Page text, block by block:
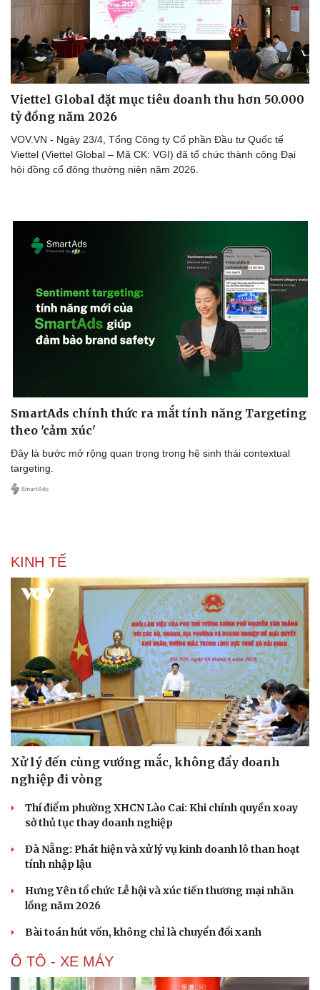
Sân khấu - Điện ảnh
Văn học
Âm nhạc
Nghệ sĩ
Viettel Global đặt mục tiêu doanh thu hơn 50.000
tỷ đồng năm 2026
VOV.VN - Ngày 23/4, Tổng Công ty Cổ phần Đầu tư Quốc tế
Viettel (Viettel Global – Mã CK: VGI) đã tổ chức thành công Đại
hội đồng cổ đông thường niên năm 2026.
SmartAds chính thức ra mắt tính năng Targeting
theo 'cảm xúc'
Đây là bước mở rộng quan trọng trong hệ sinh thái contextual
targeting.
KINH TẾ
Xử lý đến cùng vướng mắc, không đẩy doanh
nghiệp đi vòng
Thí điểm phường XHCN Lào Cai: Khi chính quyền xoay
sở thủ tục thay doanh nghiệp
Đà Nẵng: Phát hiện và xử lý vụ kinh doanh lô than hoạt
tính nhập lậu
Hưng Yên tổ chức Lễ hội và xúc tiến thương mại nhãn
lồng năm 2026
Bài toán hút vốn, không chỉ là chuyển đổi xanh
Ô TÔ - XE MÁY